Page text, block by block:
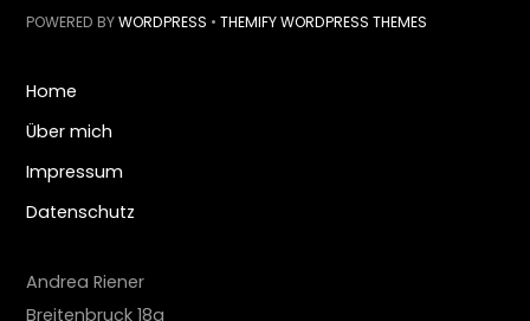
POWERED BYWORDPRESS •THEMIFY WORDPRESS THEMES
Home
Über mich
Impressum
Datenschutz
Andrea Riener
Breitenbruck 18a